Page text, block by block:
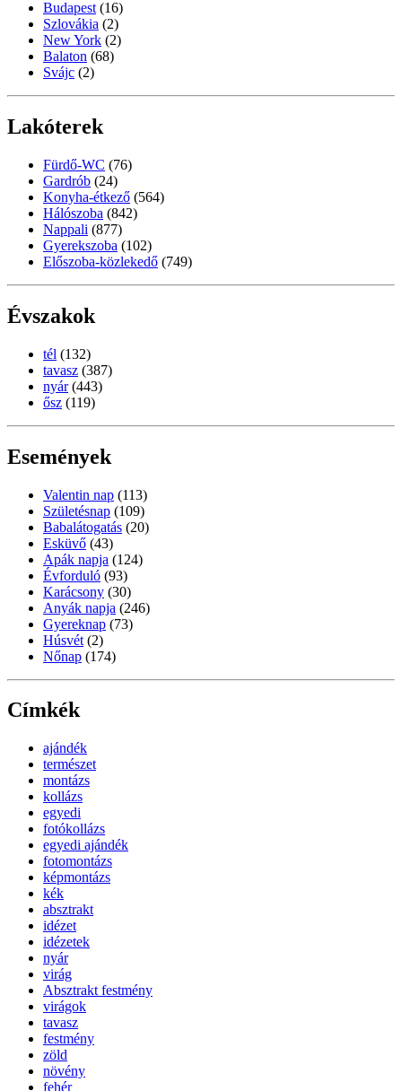
Budapest (16)
Szlovákia (2)
New York (2)
Balaton (68)
Svájc (2)
Lakóterek
Fürdő-WC (76)
Gardrób (24)
Konyha-étkező (564)
Hálószoba (842)
Nappali (877)
Gyerekszoba (102)
Előszoba-közlekedő (749)
Évszakok
tél (132)
tavasz (387)
nyár (443)
ősz (119)
Események
Valentin nap (113)
Születésnap (109)
Babalátogatás (20)
Esküvő (43)
Apák napja (124)
Évforduló (93)
Karácsony (30)
Anyák napja (246)
Gyereknap (73)
Húsvét (2)
Nőnap (174)
Címkék
ajándék
természet
montázs
kollázs
egyedi
fotókollázs
egyedi ajándék
fotomontázs
képmontázs
kék
absztrakt
idézet
idézetek
nyár
virág
Absztrakt festmény
virágok
tavasz
festmény
zöld
növény
fehér